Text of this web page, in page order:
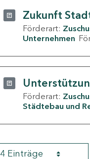
Zukunft
Förderart:
Unternehmen
Förderart:
Städtebau und
4 Einträge